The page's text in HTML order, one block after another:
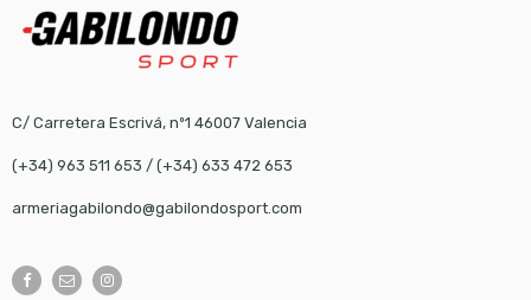
C/ Carretera Escrivá, nº1 46007 Valencia
(+34) 963 511 653 / (+34) 633 472 653
armeriagabilondo@gabilondosport.com